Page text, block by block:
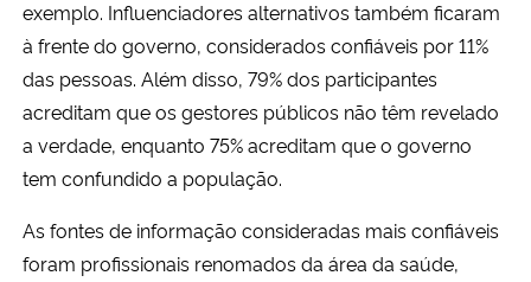
exemplo. Influenciadores alternativos também ficaram
à frente do governo, considerados confiáveis por 11%
das pessoas. Além disso, 79% dos participantes
acreditam que os gestores públicos não têm revelado
a verdade, enquanto 75% acreditam que o governo
tem confundido a população.
As fontes de informação consideradas mais confiáveis
foram profissionais renomados da área da saúde,